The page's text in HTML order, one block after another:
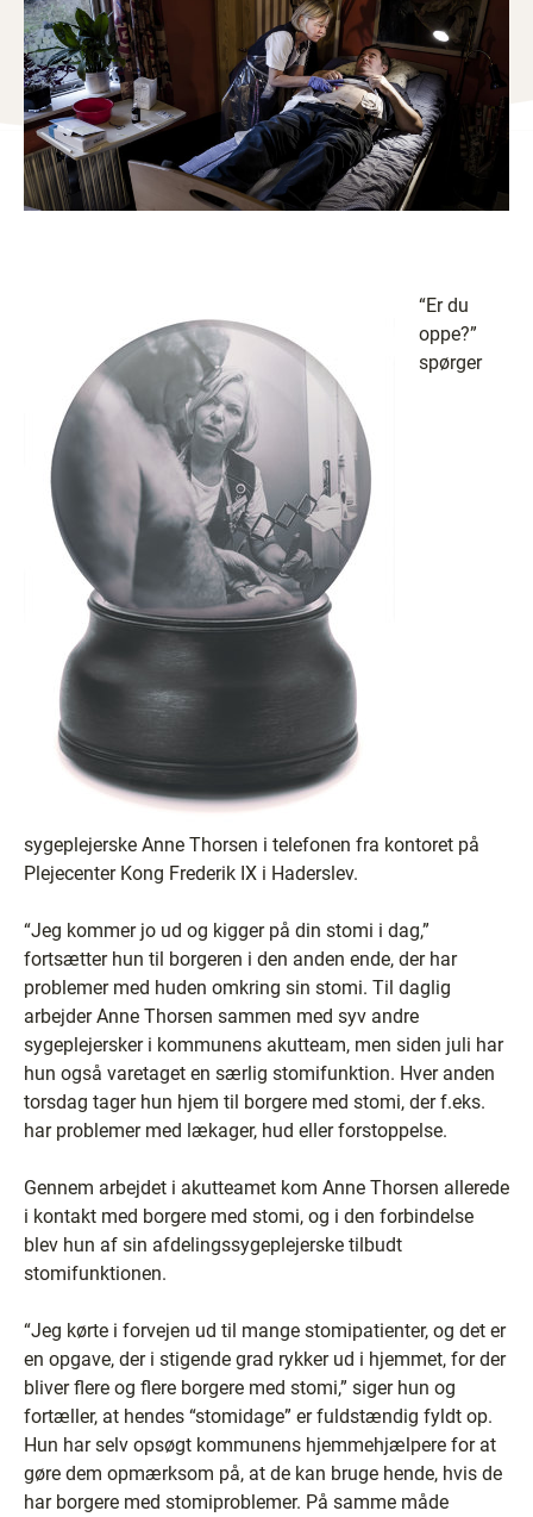
“Er du
oppe?”
spørger
sygeplejerske Anne Thorsen i telefonen fra kontoret på
Plejecenter Kong Frederik IX i Haderslev.
“Jeg kommer jo ud og kigger på din stomi i dag,”
fortsætter hun til borgeren i den anden ende, der har
problemer med huden omkring sin stomi. Til daglig
arbejder Anne Thorsen sammen med syv andre
sygeplejersker i kommunens akutteam, men siden juli har
hun også varetaget en særlig stomifunktion. Hver anden
torsdag tager hun hjem til borgere med stomi, der f.eks.
har problemer med lækager, hud eller forstoppelse.
Gennem arbejdet i akutteamet kom Anne Thorsen allerede
i kontakt med borgere med stomi, og i den forbindelse
blev hun af sin afdelingssygeplejerske tilbudt
stomifunktionen.
“Jeg kørte i forvejen ud til mange stomipatienter, og det er
en opgave, der i stigende grad rykker ud i hjemmet, for der
bliver flere og flere borgere med stomi,” siger hun og
fortæller, at hendes “stomidage” er fuldstændig fyldt op.
Hun har selv opsøgt kommunens hjemmehjælpere for at
gøre dem opmærksom på, at de kan bruge hende, hvis de
har borgere med stomiproblemer. På samme måde